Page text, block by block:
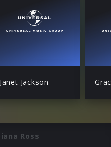
Janet Jackson
Ross